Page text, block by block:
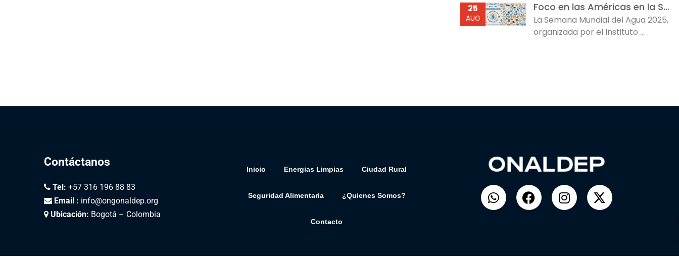
25
AUG
Foco en las Américas en la Semana Mundial del Agua 2025
La Semana Mundial del Agua 2025,
organizada por el Instituto ...
Contáctanos
Tel: +57 316 196 88 83
Email : info@ongonaldep.org
Ubicación: Bogotá – Colombia
Inicio Energias Limpias Ciudad Rural
Seguridad Alimentaria ¿Quienes Somos?
Contacto